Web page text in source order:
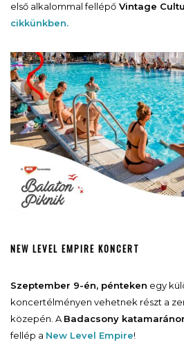
első alkalommal fellépő Vintage
cikkünkben.
NEW LEVEL EMPIRE KONCERT
Szeptember 9-én, pénteken egy
koncertélményen vehetnek részt a
közepén. A Badacsony
fellép a New Level Empire!